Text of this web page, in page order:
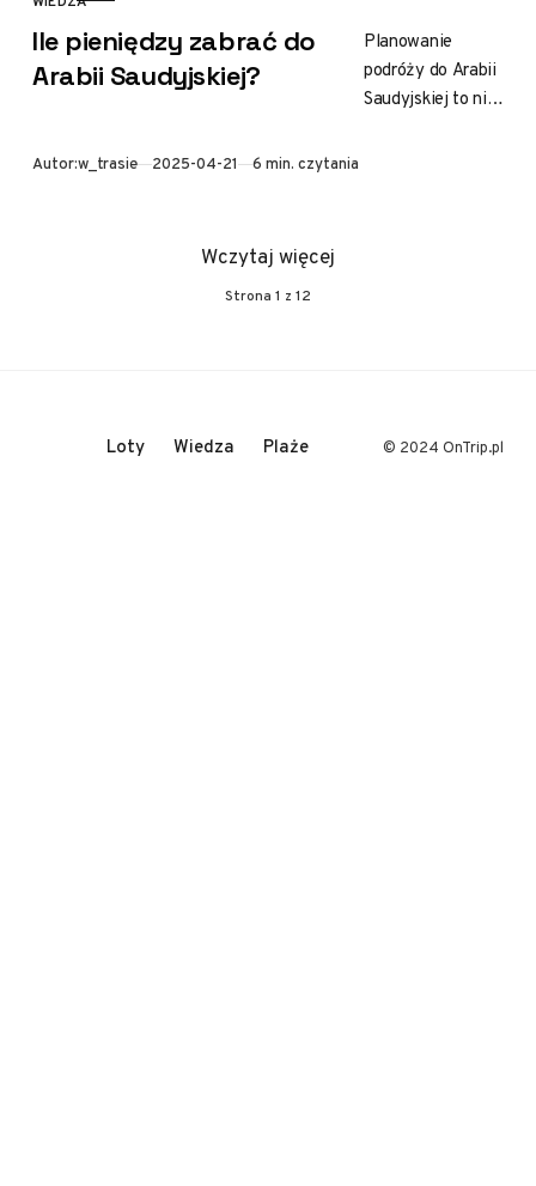
KATEGORIA
Ile pieniędzy zabrać do
Arabii Saudyjskiej?
Planowanie
podróży do Arabii
Saudyjskiej to nie
Autor:w_trasie Opublikowano
2025-04-21 6 min. czytania
Strona 1 z 12
Wczytaj więcej
Loty Wiedza Plaże © 2024 OnTrip.pl